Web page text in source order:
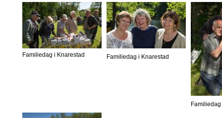
Familiedag i Knarestad Familiedag i Knarestad